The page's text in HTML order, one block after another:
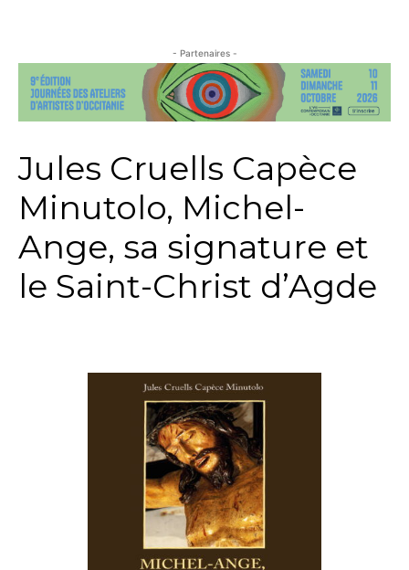
- Partenaires -
Jules Cruells Capèce
Minutolo, Michel-
Ange, sa signature et
le Saint-Christ d’Agde